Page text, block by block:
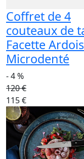
Coffret de 4
couteaux de
Facette
Microdenté
- 4 %
120 €
115 €